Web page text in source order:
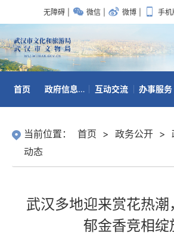
无障碍 微信 微博 手机
首页 政府信息公开 互动交流 办事服务
当前位置： 首页 > 政务公开 >
动态
武汉多地迎来赏花热潮
郁金香竞相绽